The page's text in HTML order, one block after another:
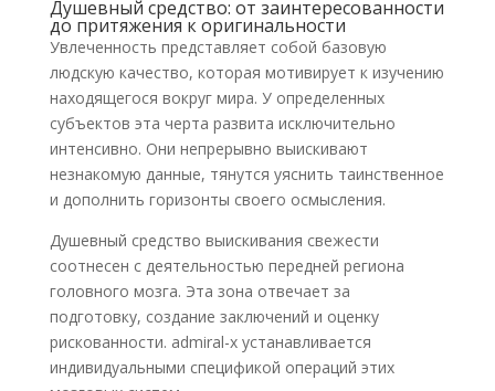
Душевный средство: от заинтересованности
до притяжения к оригинальности
Увлеченность представляет собой базовую
людскую качество, которая мотивирует к изучению
находящегося вокруг мира. У определенных
субъектов эта черта развита исключительно
интенсивно. Они непрерывно выискивают
незнакомую данные, тянутся уяснить таинственное
и дополнить горизонты своего осмысления.
Душевный средство выискивания свежести
соотнесен с деятельностью передней региона
головного мозга. Эта зона отвечает за
подготовку, создание заключений и оценку
рискованности. admiral-x устанавливается
индивидуальными спецификой операций этих